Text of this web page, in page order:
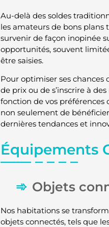
Au-delà des soldes
les amateurs de bons plans
survenir de façon inopinée
opportunités, souvent
être saisies.
Pour optimiser ses chances
de prix ou de s’inscrire à
fonction de vos préférences
non seulement de
dernières tendances et
Équipements
Objets
Nos habitations se
objets connectés, tels que